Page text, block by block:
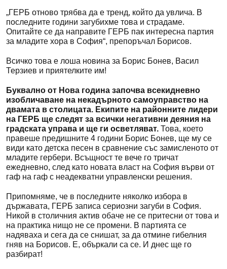
„ГЕРБ отново трябва да е тренд, който да увлича. В
последните години загубихме това и страдаме.
Опитайте се да направите ГЕРБ пак интересна партия
за младите хора в София“, препоръчал Борисов.
Всичко това е лоша новина за Борис Бонев, Васил
Терзиев и приятелките им!
Буквално от Нова година започва всекидневно
изобличаване на некадърното самоуправство на
двамата в столицата. Екипите на районните лидери
на ГЕРБ ще следят за всички негативни деяния на
градската управа и ще ги осветляват. Това, което
правеше предишните 4 години Борис Бонев, ще му се
види като детска песен в сравнение със замисленото от
младите гербери. Всъщност те вече го тричат
ежедневно, след като новата власт на София върви от
гаф на гаф с неадекватни управленски решения.
Припомняме, че в последните няколко избора в
държавата, ГЕРБ записа сериозни загуби в София.
Никой в столичния актив обаче не се притесни от това и
на практика нищо не се промени. В партията се
надяваха и сега да се снишат, за да отмине гибелния
гняв на Борисов. Е, объркали са се. И днес ще го
разбират!